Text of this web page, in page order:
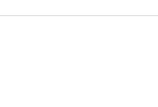
，像在道別，然後一下子將自己往窗口
歡的樣子活著。
不告而別，在每個突然出現的日子裡
她只希望他，快樂……